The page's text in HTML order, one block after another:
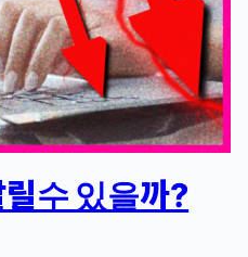
수 있을까?